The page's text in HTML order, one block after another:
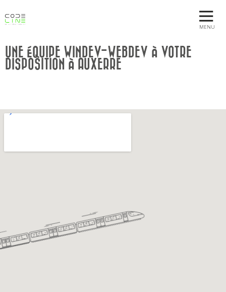
MENU
UNE ÉQUIPE WINDEV-WEBDEV À VOTRE
DISPOSITION À AUXERRE